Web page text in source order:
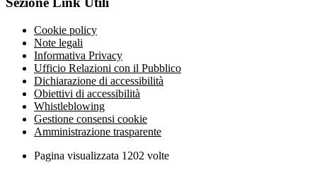
Cookie policy
Note legali
Informativa Privacy
Ufficio Relazioni con il Pubblico
Dichiarazione di accessibilità
Obiettivi di accessibilità
Whistleblowing
Gestione consensi cookie
Amministrazione trasparente
Pagina visualizzata 1202 volte